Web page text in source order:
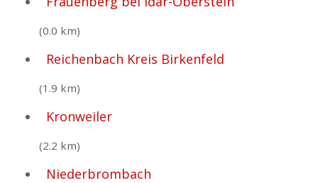
(0.0 km)
Reichenbach Kreis Birkenfeld
(1.9 km)
Kronweiler
(2.2 km)
Niederbrombach